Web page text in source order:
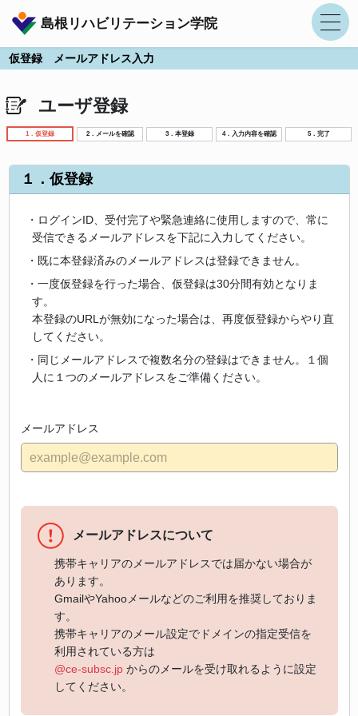
島根リハビリテーション学院
仮登録 メールアドレス入力
ユーザ登録
1．仮登録 2．メールを確認 3．本登録 4．入力内容を確認 5．完了
１．仮登録
・ログインID、受付完了や緊急連絡に使用しますので、常に
受信できるメールアドレスを下記に入力してください。
・既に本登録済みのメールアドレスは登録できません。
・一度仮登録を行った場合、仮登録は30分間有効となりま
す。
本登録のURLが無効になった場合は、再度仮登録からやり直
してください。
・同じメールアドレスで複数名分の登録はできません。１個
人に１つのメールアドレスをご準備ください。
メールアドレス
メールアドレスについて
携帯キャリアのメールアドレスでは届かない場合が
あります。
GmailやYahooメールなどのご利用を推奨しておりま
す。
携帯キャリアのメール設定でドメインの指定受信を
利用されている方は
@ce-subsc.jpからのメールを受け取れるように設定
してください。